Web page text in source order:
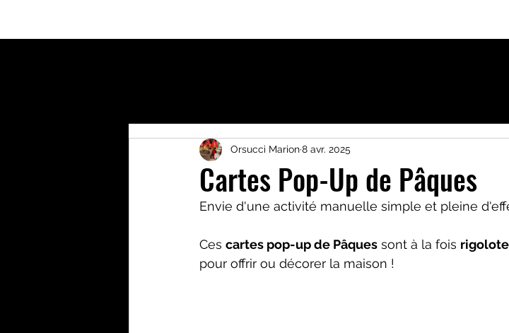
Cartes Pop-Up de Pâques
Orsucci Marion8 avr. 2025
Envie d'une activité manuelle simple et pleine
Ces cartes pop-up de Pâques sont à la fois
pour offrir ou décorer la maison !